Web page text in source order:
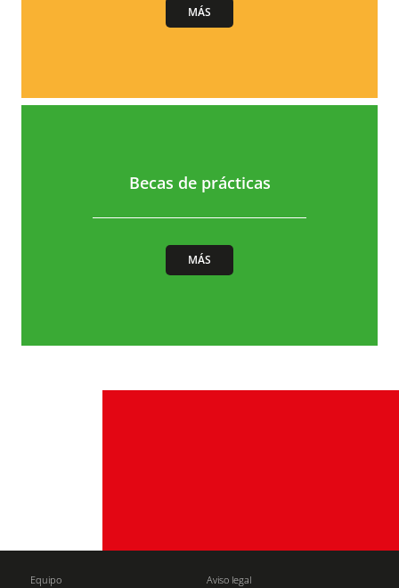
MÁS
Becas de prácticas
MÁS
Equipo
Aviso legal